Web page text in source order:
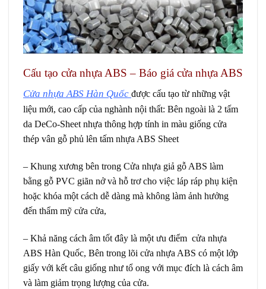
Cấu tạo cửa nhựa ABS – Báo giá cửa nhựa ABS
Cửa nhựa ABS Hàn Quốc được cấu tạo từ những vật
liệu mới, cao cấp của nghành nội thất: Bên ngoài là 2 tấm
da DeCo-Sheet nhựa thông hợp tính in màu giống cửa
thép vân gỗ phủ lên tấm nhựa ABS Sheet
– Khung xương bên trong Cửa nhựa giả gỗ ABS làm
bằng gỗ PVC giãn nở và hỗ trơ cho việc láp ráp phụ kiện
hoặc khóa một cách dễ dàng mà không làm ảnh hưởng
đến thẩm mỹ cửa cửa,
– Khả năng cách âm tốt đây là một ưu điểm cửa nhựa
ABS Hàn Quốc, Bên trong lõi cửa nhựa ABS có một lớp
giấy với kết câu giống như tổ ong với mục đích là cách âm
và làm giảm trọng lượng của cửa.